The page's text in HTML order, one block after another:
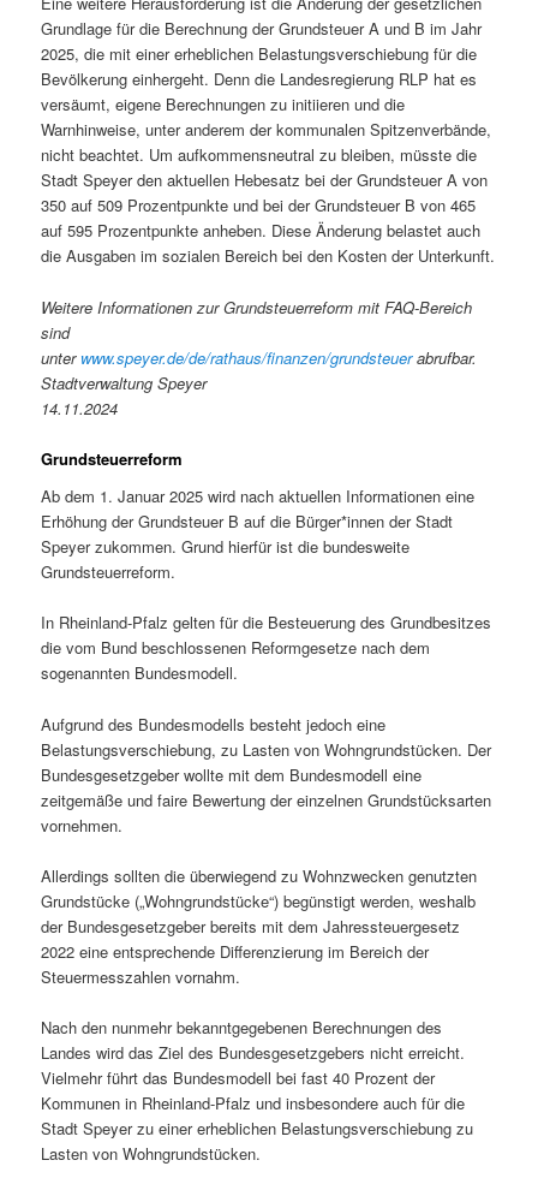
Grundlage für die Berechnung der Grundsteuer A und B im Jahr
2025, die mit einer erheblichen Belastungsverschiebung für die
Bevölkerung einhergeht. Denn die Landesregierung RLP hat es
versäumt, eigene Berechnungen zu initiieren und die
Warnhinweise, unter anderem der kommunalen Spitzenverbände,
nicht beachtet. Um aufkommensneutral zu bleiben, müsste die
Stadt Speyer den aktuellen Hebesatz bei der Grundsteuer A von
350 auf 509 Prozentpunkte und bei der Grundsteuer B von 465
auf 595 Prozentpunkte anheben. Diese Änderung belastet auch
die Ausgaben im sozialen Bereich bei den Kosten der Unterkunft.
Weitere Informationen zur Grundsteuerreform mit FAQ-Bereich
sind
unter www.speyer.de/de/rathaus/finanzen/grundsteuerabrufbar.
Stadtverwaltung Speyer
14.11.2024
Grundsteuerreform
Ab dem 1. Januar 2025 wird nach aktuellen Informationen eine
Erhöhung der Grundsteuer B auf die Bürger*innen der Stadt
Speyer zukommen. Grund hierfür ist die bundesweite
Grundsteuerreform.
In Rheinland-Pfalz gelten für die Besteuerung des Grundbesitzes
die vom Bund beschlossenen Reformgesetze nach dem
sogenannten Bundesmodell.
Aufgrund des Bundesmodells besteht jedoch eine
Belastungsverschiebung, zu Lasten von Wohngrundstücken. Der
Bundesgesetzgeber wollte mit dem Bundesmodell eine
zeitgemäße und faire Bewertung der einzelnen Grundstücksarten
vornehmen.
Allerdings sollten die überwiegend zu Wohnzwecken genutzten
Grundstücke („Wohngrundstücke“) begünstigt werden, weshalb
der Bundesgesetzgeber bereits mit dem Jahressteuergesetz
2022 eine entsprechende Differenzierung im Bereich der
Steuermesszahlen vornahm.
Nach den nunmehr bekanntgegebenen Berechnungen des
Landes wird das Ziel des Bundesgesetzgebers nicht erreicht.
Vielmehr führt das Bundesmodell bei fast 40 Prozent der
Kommunen in Rheinland-Pfalz und insbesondere auch für die
Stadt Speyer zu einer erheblichen Belastungsverschiebung zu
Lasten von Wohngrundstücken.